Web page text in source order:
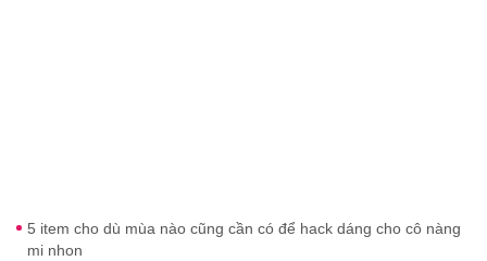
5 item cho dù mùa nào cũng cần có để hack dáng cho cô nàng
mi nhon